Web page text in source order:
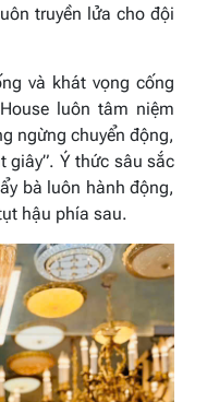
truyền lửa cho đội
và khát vọng cống
luôn tâm niệm
ngừng chuyển động,
giây”. Ý thức sâu sắc
bà luôn hành động,
hậu phía sau.